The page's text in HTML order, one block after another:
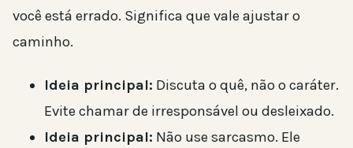
você está errado. Significa que vale ajustar o
caminho.
Ideia principal: Discuta o quê, não o caráter.
Evite chamar de irresponsável ou desleixado.
Ideia principal: Não use sarcasmo. Ele